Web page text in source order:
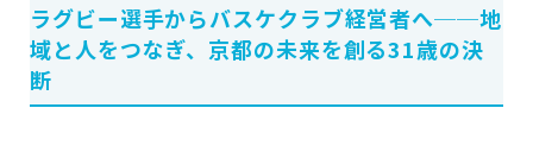
ラグビー選手からバスケクラブ経営者へ──地
域と人をつなぎ、京都の未来を創る31歳の決
断